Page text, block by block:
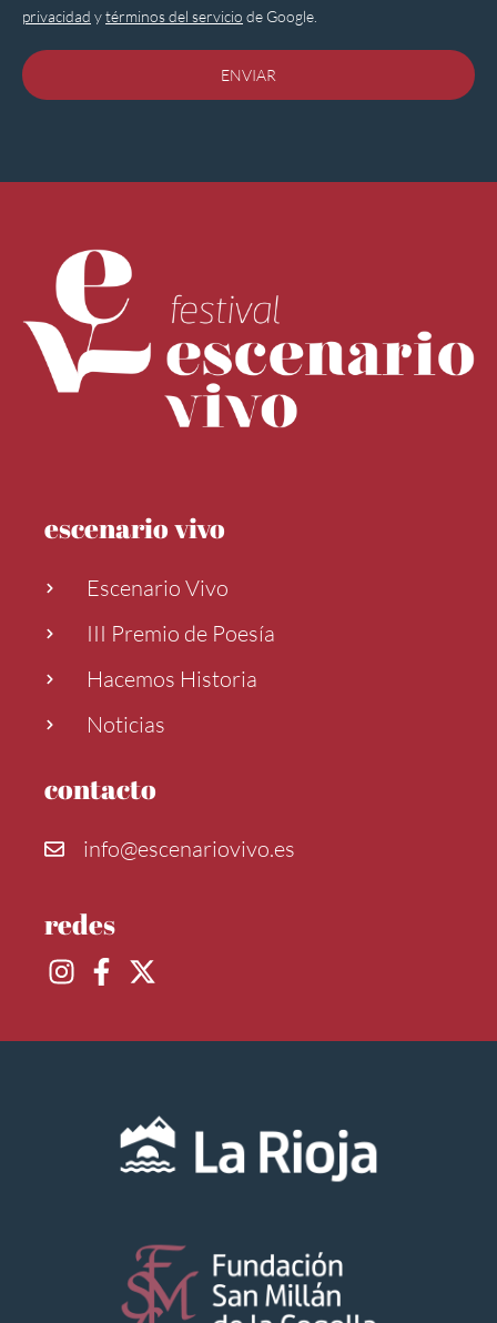
privacidad ytérminos del servicio de Google.
ENVIAR
escenario vivo
Escenario Vivo
III Premio de Poesía
Hacemos Historia
Noticias
contacto
info@escenariovivo.es
redes